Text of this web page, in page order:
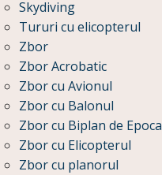
Skydiving
Tururi cu elicopterul
Zbor
Zbor Acrobatic
Zbor cu Avionul
Zbor cu Balonul
Zbor cu Biplan de Epoca
Zbor cu Elicopterul
Zbor cu planorul